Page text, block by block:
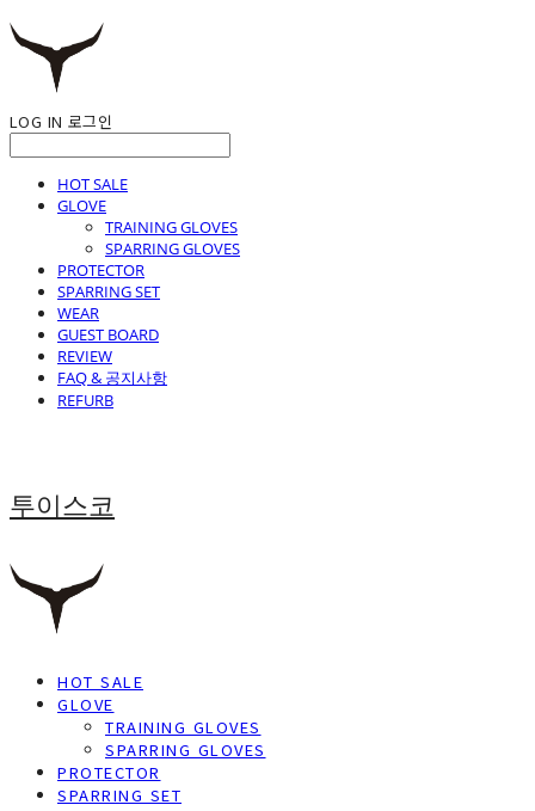
LOG IN 로그인
HOT SALE
GLOVE
TRAINING GLOVES
SPARRING GLOVES
PROTECTOR
SPARRING SET
WEAR
GUEST BOARD
REVIEW
FAQ & 공지사항
REFURB
투이스코
HOT SALE
GLOVE
TRAINING GLOVES
SPARRING GLOVES
PROTECTOR
SPARRING SET